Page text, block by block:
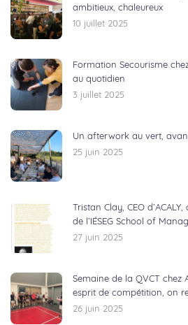
ambitieux, chaleureux
10 juillet 2025
Formation Secourisme
au quotidien
3 juillet 2025
Un afterwork au vert,
25 juin 2025
Tristan Clay, CEO
de l’IÉSEG School of
27 juin 2025
Semaine de la QVCT chez
esprit de compétition, on
26 juin 2025